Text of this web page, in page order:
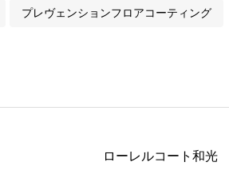
プレヴェンションフロアコーティング
ローレルコート和光